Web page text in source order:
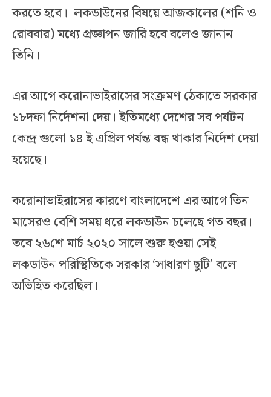
করতে হবে। লকডাউনের বিষয়ে আজকালের (শনি ও
রোববার) মধ্যে প্রজ্ঞাপন জারি হবে বলেও জানান
তিনি।
এর আগে করোনাভাইরাসের সংক্রমণ ঠেকাতে সরকার
১৮দফা নির্দেশনা দেয়। ইতিমধ্যে দেশের সব পর্যটন
কেন্দ্র গুলো ১৪ ই এপ্রিল পর্যন্ত বন্ধ থাকার নির্দেশ দেয়া
হয়েছে।
করোনাভাইরাসের কারণে বাংলাদেশে এর আগে তিন
মাসেরও বেশি সময় ধরে লকডাউন চলেছে গত বছর।
তবে ২৬শে মার্চ ২০২০ সালে শুরু হওয়া সেই
লকডাউন পরিস্থিতিকে সরকার ‘সাধারণ ছুটি’ বলে
অভিহিত করেছিল।